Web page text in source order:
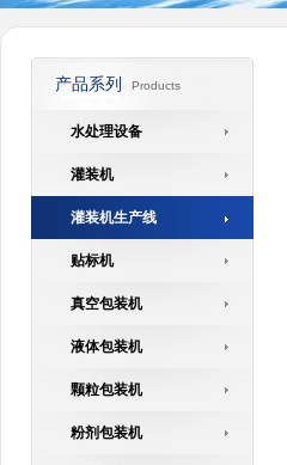
产品系列 Products
水处理设备
灌装机
灌装机生产线
贴标机
真空包装机
液体包装机
颗粒包装机
粉剂包装机